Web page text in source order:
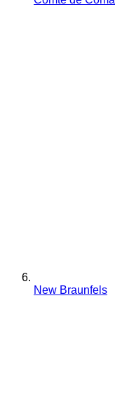
New Braunfels